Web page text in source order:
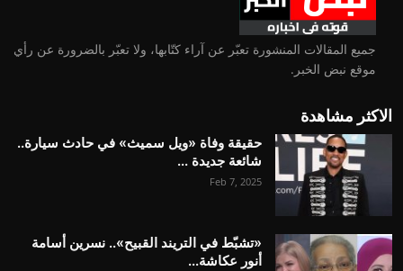
جميع المقالات المنشورة تعبّر عن آراء كتّابها، ولا تعبّر بالضرورة عن رأي
موقع نبض الخبر.
الاكثر مشاهدة
حقيقة وفاة «ويل سميث» في حادث سيارة..
شائعة جديدة ...
Feb 7, 2025
«تشبّط في التريند القبيح».. نسرين أسامة
أنور عكاشة...